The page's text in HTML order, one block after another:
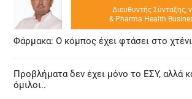
Διευθυντής Σύνταξης,
& Pharma Health
Φάρμακα: Ο κόμπος έχει φτάσει στο χτένι
Προβλήματα δεν έχει μόνο το ΕΣΥ, αλλά
όμιλοι..